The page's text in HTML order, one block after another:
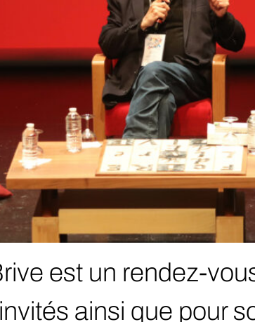
est un rendez-
ainsi que pour